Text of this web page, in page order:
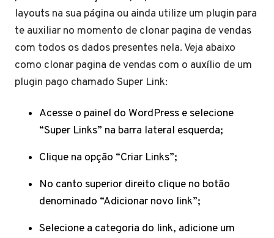
layouts na sua página ou ainda utilize um plugin para
te auxiliar no momento de clonar pagina de vendas
com todos os dados presentes nela. Veja abaixo
como clonar pagina de vendas com o auxílio de um
plugin pago chamado Super Link:
Acesse o painel do WordPress e selecione
“Super Links” na barra lateral esquerda;
Clique na opção “Criar Links”;
No canto superior direito clique no botão
denominado “Adicionar novo link”;
Selecione a categoria do link, adicione um